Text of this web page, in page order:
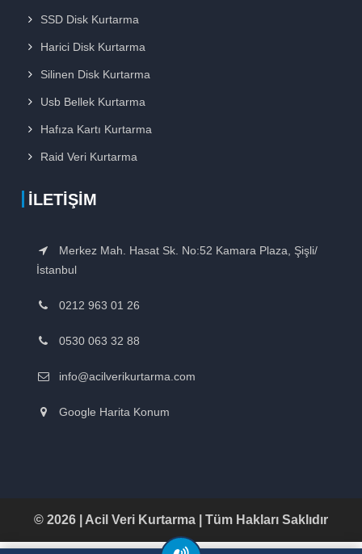
SSD Disk Kurtarma
Harici Disk Kurtarma
Silinen Disk Kurtarma
Usb Bellek Kurtarma
Hafıza Kartı Kurtarma
Raid Veri Kurtarma
İLETIŞIM
Merkez Mah. Hasat Sk. No:52 Kamara Plaza, Şişli/
İstanbul
0212 963 01 26
0530 063 32 88
info@acilverikurtarma.com
Google Harita Konum
© 2026 | Acil Veri Kurtarma | Tüm Hakları Saklıdır